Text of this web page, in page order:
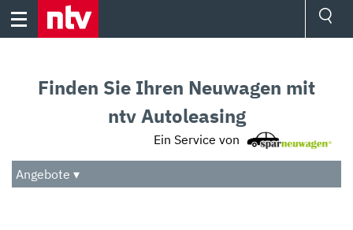
Skip
Audio
Das Beste
Finden Sie Ihren Neuwagen mit
ntv Autoleasing
Ein Service von
Angebote ▾